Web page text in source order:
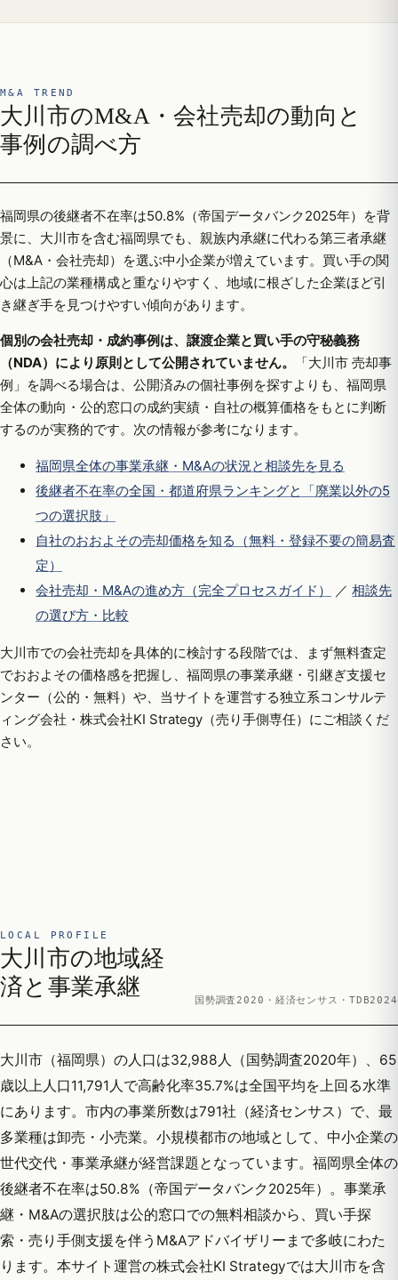
M&A TREND
大川市のM&A・会社売却の動向と
事例の調べ方
福岡県の後継者不在率は50.8%（帝国データバンク2025年）を背
景に、大川市を含む福岡県でも、親族内承継に代わる第三者承継
（M&A・会社売却）を選ぶ中小企業が増えています。買い手の関
心は上記の業種構成と重なりやすく、地域に根ざした企業ほど引
き継ぎ手を見つけやすい傾向があります。
個別の会社売却・成約事例は、譲渡企業と買い手の守秘義務
（NDA）により原則として公開されていません。
「大川市 売却事
例」を調べる場合は、公開済みの個社事例を探すよりも、福岡県
全体の動向・公的窓口の成約実績・自社の概算価格をもとに判断
するのが実務的です。次の情報が参考になります。
福岡県全体の事業承継・M&Aの状況と相談先を見る
後継者不在率の全国・都道府県ランキングと「廃業以外の5
つの選択肢」
自社のおおよその売却価格を知る（無料・登録不要の簡易査
定）
会社売却・M&Aの進め方（完全プロセスガイド）
／ 相談先
の選び方・比較
大川市での会社売却を具体的に検討する段階では、まず無料査定
でおおよその価格感を把握し、福岡県の事業承継・引継ぎ支援セ
ンター（公的・無料）や、当サイトを運営する独立系コンサルテ
ィング会社・株式会社KI Strategy（売り手側専任）にご相談くだ
さい。
LOCAL PROFILE
大川市の地域経
済と事業承継
国勢調査2020・経済センサス・TDB2024
大川市（福岡県）の人口は32,988人（国勢調査2020年）、65
歳以上人口11,791人で高齢化率35.7%は全国平均を上回る水準
にあります。市内の事業所数は791社（経済センサス）で、最
多業種は卸売・小売業。小規模都市の地域として、中小企業の
世代交代・事業承継が経営課題となっています。福岡県全体の
後継者不在率は50.8%（帝国データバンク2025年）。事業承
継・M&Aの選択肢は公的窓口での無料相談から、買い手探
索・売り手側支援を伴うM&Aアドバイザリーまで多岐にわた
ります。本サイト運営の株式会社KI Strategyでは大川市を含